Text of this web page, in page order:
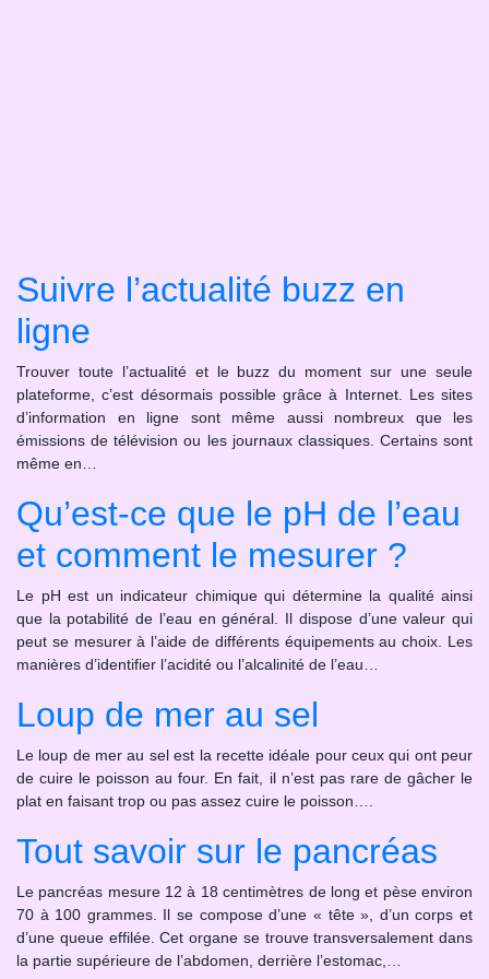
Suivre l’actualité buzz en
ligne
Trouver toute l’actualité et le buzz du moment sur une seule
plateforme, c’est désormais possible grâce à Internet. Les sites
d’information en ligne sont même aussi nombreux que les
émissions de télévision ou les journaux classiques. Certains sont
même en…
Qu’est-ce que le pH de l’eau
et comment le mesurer ?
Le pH est un indicateur chimique qui détermine la qualité ainsi
que la potabilité de l’eau en général. Il dispose d’une valeur qui
peut se mesurer à l’aide de différents équipements au choix. Les
manières d’identifier l’acidité ou l’alcalinité de l’eau…
Loup de mer au sel
Le loup de mer au sel est la recette idéale pour ceux qui ont peur
de cuire le poisson au four. En fait, il n’est pas rare de gâcher le
plat en faisant trop ou pas assez cuire le poisson….
Tout savoir sur le pancréas
Le pancréas mesure 12 à 18 centimètres de long et pèse environ
70 à 100 grammes. Il se compose d’une « tête », d’un corps et
d’une queue effilée. Cet organe se trouve transversalement dans
la partie supérieure de l’abdomen, derrière l’estomac,…